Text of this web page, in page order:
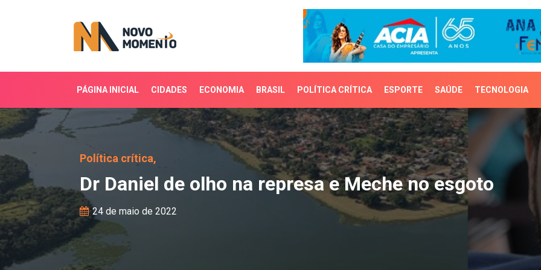
PÁGINA INICIAL CIDADES ECONOMIA BRASIL POLÍTICA CRÍTICA ESPORTE SAÚDE TECNOLOGIA
Dr Daniel de olho na represa e Meche no esgoto
Política crítica,
Dr Daniel de olho na represa e Meche no esgoto
24 de maio de 2022